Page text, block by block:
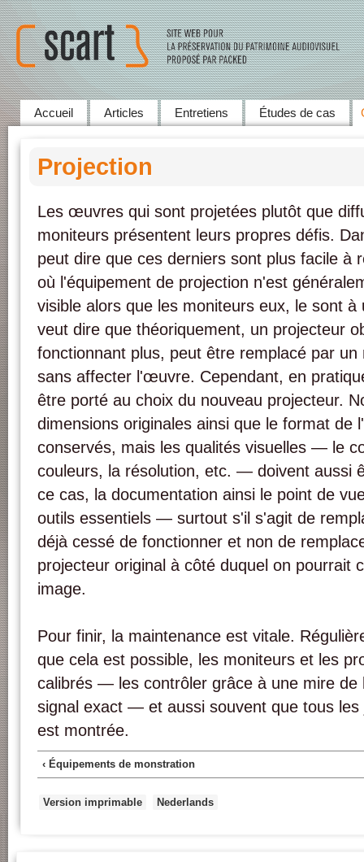
Accueil Articles Entretiens Études de cas
Projection
Les œuvres qui sont projetées plutôt que
moniteurs présentent leurs propres défis.
peut dire que ces derniers sont plus facile à
où l'équipement de projection n'est
visible alors que les moniteurs eux, le sont à
veut dire que théoriquement, un projecteur
fonctionnant plus, peut être remplacé par un
sans affecter l'œuvre. Cependant, en
être porté au choix du nouveau projecteur.
dimensions originales ainsi que le format de
conservés, mais les qualités visuelles — le
couleurs, la résolution, etc. — doivent aussi
ce cas, la documentation ainsi le point de
outils essentiels — surtout s'il s'agit de
déjà cessé de fonctionner et non de
projecteur original à côté duquel on pourrait
image.
Pour finir, la maintenance est vitale.
que cela est possible, les moniteurs et les
calibrés — les contrôler grâce à une mire de
signal exact — et aussi souvent que tous
est montrée.
‹ Équipements de monstration
Version imprimable Nederlands